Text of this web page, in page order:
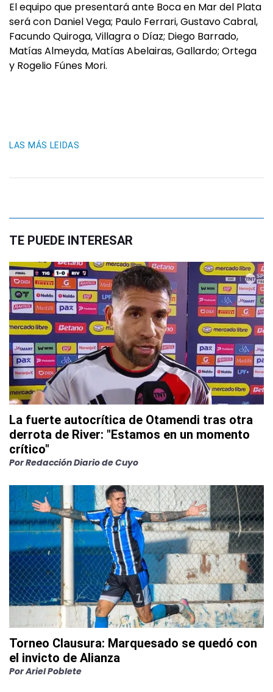
El equipo que presentará ante Boca en Mar del Plata
será con Daniel Vega; Paulo Ferrari, Gustavo Cabral,
Facundo Quiroga, Villagra o Díaz; Diego Barrado,
Matías Almeyda, Matías Abelairas, Gallardo; Ortega
y Rogelio Fúnes Mori.
LAS MÁS LEIDAS
TE PUEDE INTERESAR
La fuerte autocrítica de Otamendi tras otra
derrota de River: "Estamos en un momento
crítico"
PorRedacción Diario de Cuyo
Torneo Clausura: Marquesado se quedó con
el invicto de Alianza
PorAriel Poblete